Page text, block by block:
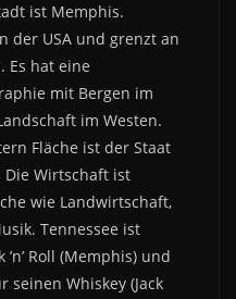
ist Memphis.
der USA und grenzt an
Es hat eine
mit Bergen im
im Westen.
Fläche ist der Staat
Die Wirtschaft ist
wie Landwirtschaft,
Tennessee ist
Roll (Memphis) und
seinen Whiskey (Jack